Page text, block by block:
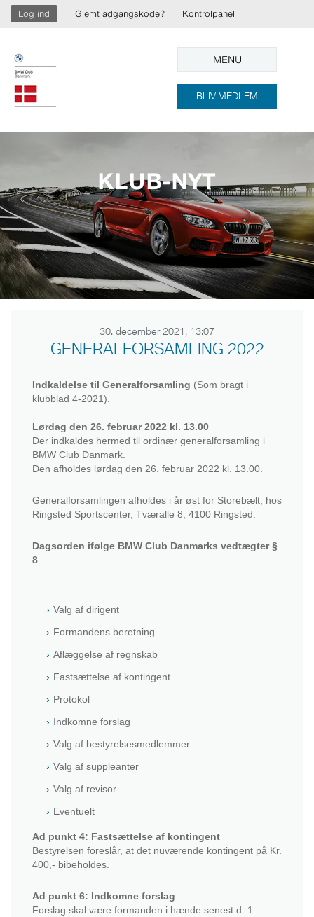
Log ind Glemt adgangskode? Kontrolpanel
MENU
BLIV MEDLEM
KLUB-NYT
30. december 2021, 13:07
GENERALFORSAMLING 2022
Indkaldelse til Generalforsamling (Som bragt i
klubblad 4-2021).
Lørdag den 26. februar 2022 kl. 13.00
Der indkaldes hermed til ordinær generalforsamling i
BMW Club Danmark.
Den afholdes lørdag den 26. februar 2022 kl. 13.00.
Generalforsamlingen afholdes i år øst for Storebælt; hos
Ringsted Sportscenter, Tværalle 8, 4100 Ringsted.
Dagsorden ifølge BMW Club Danmarks vedtægter §
8
Valg af dirigent
Formandens beretning
Aflæggelse af regnskab
Fastsættelse af kontingent
Protokol
Indkomne forslag
Valg af bestyrelsesmedlemmer
Valg af suppleanter
Valg af revisor
Eventuelt
Ad punkt 4: Fastsættelse af kontingent
Bestyrelsen foreslår, at det nuværende kontingent på Kr.
400,- bibeholdes.
Ad punkt 6: Indkomne forslag
Forslag skal være formanden i hænde senest d. 1.